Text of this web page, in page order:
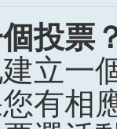
投票
立一
有相